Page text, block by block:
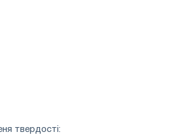
твердості: